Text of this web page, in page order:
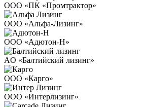
ООО «ПК «Промтрактор»
ООО «Альфа-Лизинг»
ООО «Адютон-Н»
AO «Балтийский лизинг»
ООО «Карго»
ООО «Интерлизинг»